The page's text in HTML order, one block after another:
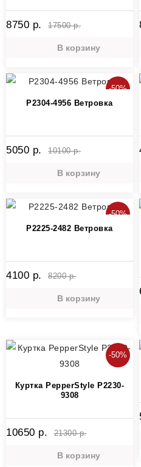
8750 р. 17500 р.
В корзину
-50%
P2304-4956 Ветровка
5050 р. 10100 р.
В корзину
-50%
P2225-2482 Ветровка
4100 р. 8200 р.
В корзину
-50%
Куртка PepperStyle P2230-
9308
10650 р. 21300 р.
В корзину